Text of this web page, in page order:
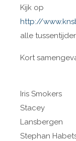
Kijk op
http://
alle
Kort
Iris Smokers
Stacey
Lansbergen
Stephan